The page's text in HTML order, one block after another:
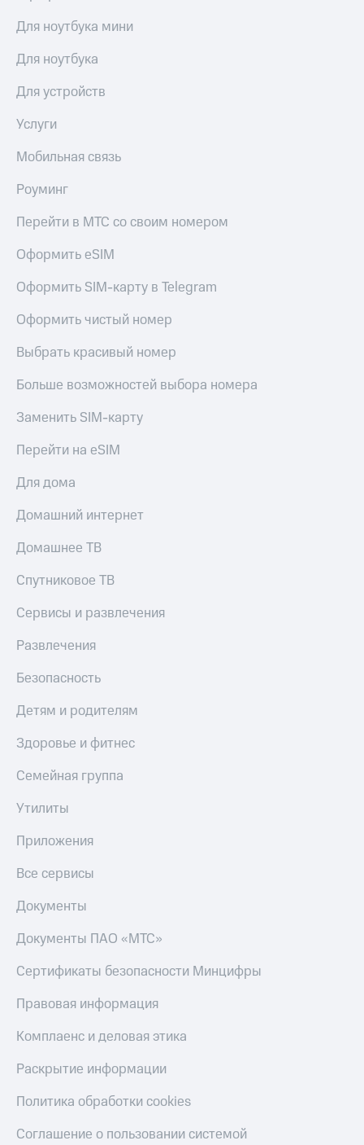
Для ноутбука мини
Для ноутбука
Для устройств
Услуги
Мобильная связь
Роуминг
Перейти в МТС со своим номером
Оформить eSIM
Оформить SIM-карту в Telegram
Оформить чистый номер
Выбрать красивый номер
Больше возможностей выбора номера
Заменить SIM-карту
Перейти на eSIM
Для дома
Домашний интернет
Домашнее ТВ
Спутниковое ТВ
Сервисы и развлечения
Развлечения
Безопасность
Детям и родителям
Здоровье и фитнес
Семейная группа
Утилиты
Приложения
Все сервисы
Документы
Документы ПАО «МТС»
Сертификаты безопасности Минцифры
Правовая информация
Комплаенс и деловая этика
Раскрытие информации
Политика обработки cookies
Соглашение о пользовании системой